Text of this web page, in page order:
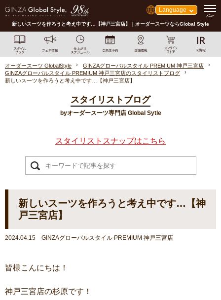
Language
新しいスーツを作ろうと考え中です…【神戸三宮店】｜オーダースーツならGlobal Style
オーダースーツ GlobalStyle
GINZAグローバルスタイル PREMIUM 神戸三宮店
GINZAグローバルスタイル PREMIUM 神戸三宮店のスタイリストブログ
新しいスーツを作ろうと考え中です…【神戸三宮店】
スタイリストブログ
byオーダースーツ専門店 Global Sytle
スタイリストスナップはこちら
新しいスーツを作ろうと考え中です…【神
戸三宮店】
2024.04.15 GINZAグローバルスタイル PREMIUM 神戸三宮店
皆様こんにちは！
神戸三宮店の杉原です！